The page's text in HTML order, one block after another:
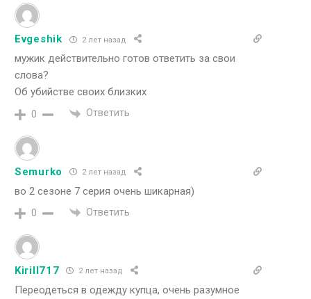
Evgeshik 2 лет назад
мужик действительно готов ответить за свои
слова?
Об убийстве своих близких
0 Ответить
Semurko 2 лет назад
во 2 сезоне 7 серия очень шикарная)
0 Ответить
Kirill717 2 лет назад
Переодеться в одежду купца, очень разумное